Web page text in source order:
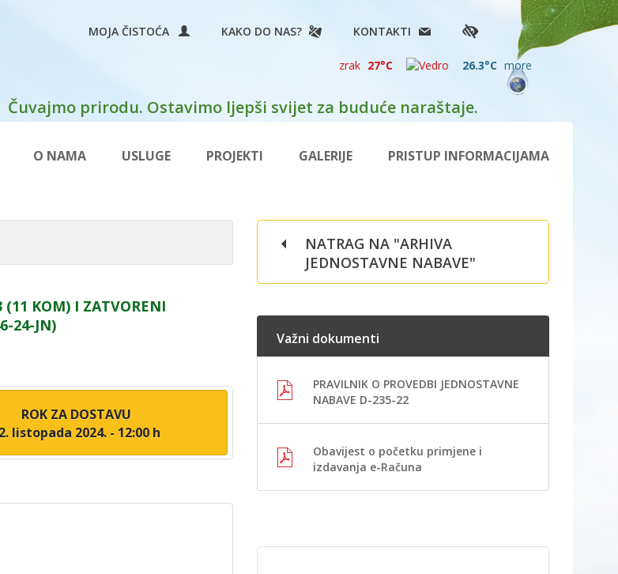
KONTAKTI
KAKO DO NAS?
MOJA ČISTOĆA
zrak 27°C 26.3°C more
Čuvajmo prirodu. Ostavimo ljepši svijet za buduće naraštaje.
O NAMA USLUGE PROJEKTI GALERIJE PRISTUP INFORMACIJAMA
KOM) I ZATVORENI
24-JN)
ROK ZA DOSTAVU
listopada 2024. - 12:00 h
NATRAG NA "ARHIVA
JEDNOSTAVNE NABAVE"
Važni dokumenti
PRAVILNIK O PROVEDBI JEDNOSTAVNE
NABAVE D-235-22
Obavijest o početku primjene i
izdavanja e-Računa